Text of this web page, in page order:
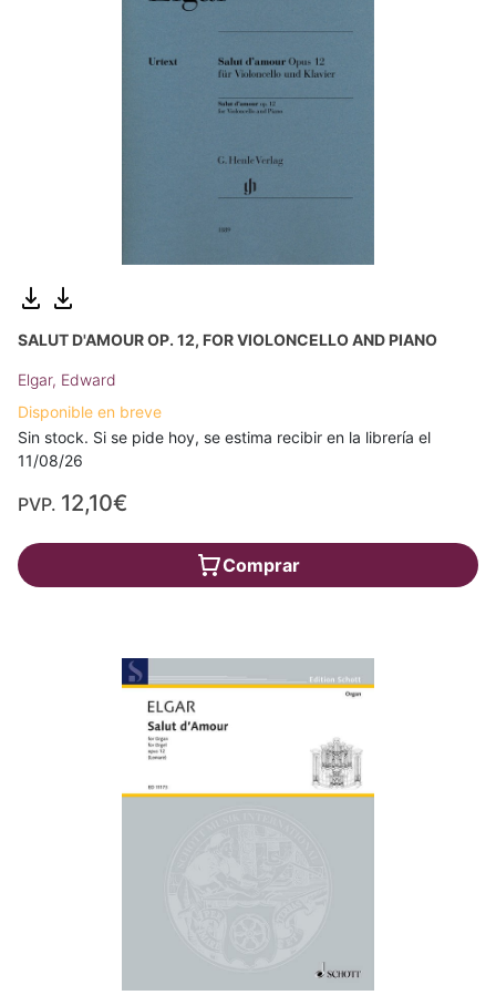
SALUT D'AMOUR OP. 12, FOR VIOLONCELLO AND PIANO
Elgar, Edward
Disponible en breve
Sin stock. Si se pide hoy, se estima recibir en la librería el
11/08/26
PVP. 12,10€
Comprar